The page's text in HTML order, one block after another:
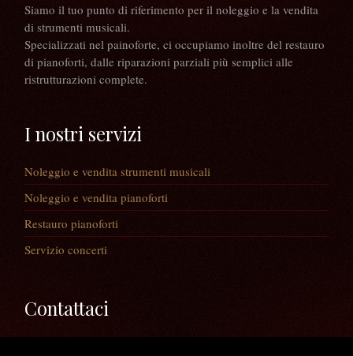
Siamo il tuo punto di riferimento per il noleggio e la vendita
di strumenti musicali.
Specializzati nel painoforte, ci occupiamo inoltre del restauro
di pianoforti, dalle riparazioni parziali più semplici alle
ristrutturazioni complete.
I nostri servizi
Noleggio e vendita strumenti musicali
Noleggio e vendita pianoforti
Restauro pianoforti
Servizio concerti
Contattaci